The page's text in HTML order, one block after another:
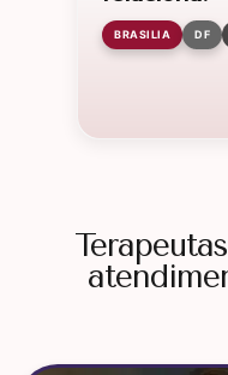
BRASILIA DF